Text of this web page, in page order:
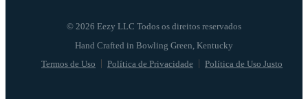
© 2026 Eezy LLC Todos os direitos reservados
Termos de Uso Política de Privacidade Política de Uso Justo